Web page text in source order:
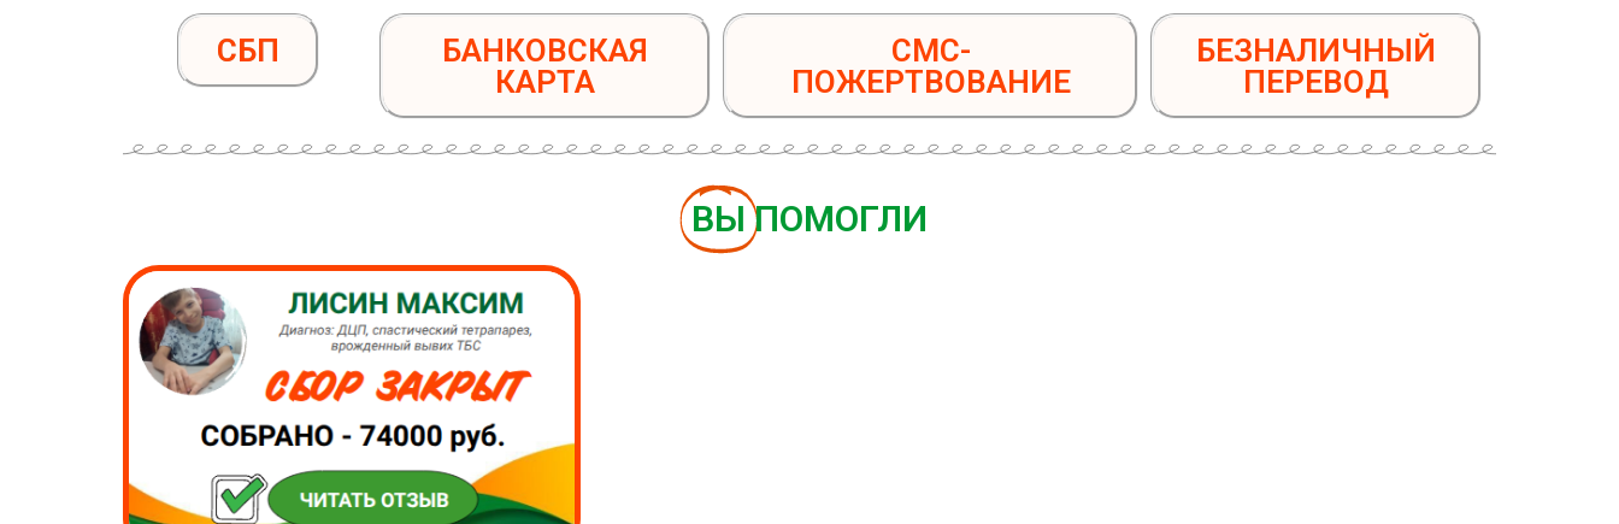
СБП
БАНКОВСКАЯ
КАРТА
СМС-
ПОЖЕРТВОВАНИЕ
БЕЗНАЛИЧНЫЙ
ПЕРЕВОД
ВЫ ПОМОГЛИ